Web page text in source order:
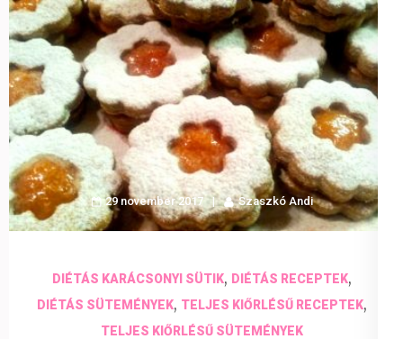
29 november 2017 Szaszkó Andi
DIÉTÁS KARÁCSONYI SÜTIK, DIÉTÁS RECEPTEK,
DIÉTÁS SÜTEMÉNYEK, TELJES KIŐRLÉSŰ RECEPTEK,
TELJES KIŐRLÉSŰ SÜTEMÉNYEK